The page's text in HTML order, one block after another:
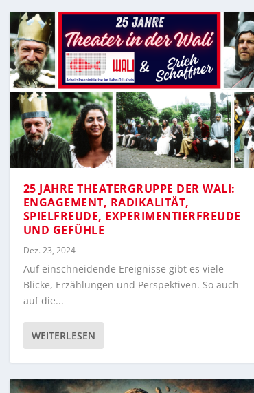
25 JAHRE THEATERGRUPPE DER WALI:
ENGAGEMENT, RADIKALITÄT,
SPIELFREUDE, EXPERIMENTIERFREUDE
UND GEFÜHLE
Dez. 23, 2024
Auf einschneidende Ereignisse gibt es viele
Blicke, Erzählungen und Perspektiven. So auch
auf die...
WEITERLESEN